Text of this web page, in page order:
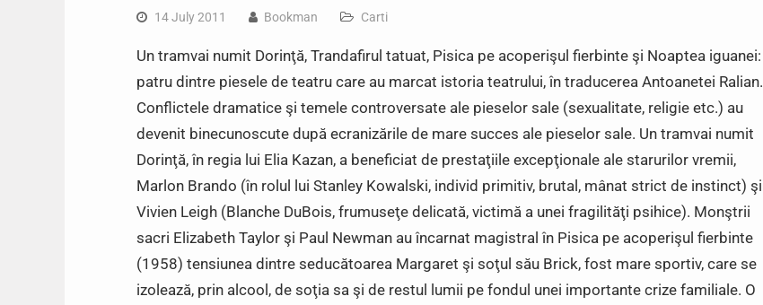
14 July 2011 Bookman Carti
Un tramvai numit Dorinţă, Trandafirul tatuat, Pisica pe acoperişul fierbinte şi Noaptea iguanei:
patru dintre piesele de teatru care au marcat istoria teatrului, în traducerea Antoanetei Ralian.
Conflictele dramatice şi temele controversate ale pieselor sale (sexualitate, religie etc.) au
devenit binecunoscute după ecranizările de mare succes ale pieselor sale. Un tramvai numit
Dorinţă, în regia lui Elia Kazan, a beneficiat de prestaţiile excepţionale ale starurilor vremii,
Marlon Brando (în rolul lui Stanley Kowalski, individ primitiv, brutal, mânat strict de instinct) şi
Vivien Leigh (Blanche DuBois, frumuseţe delicată, victimă a unei fragilităţi psihice). Monştrii
sacri Elizabeth Taylor şi Paul Newman au încarnat magistral în Pisica pe acoperişul fierbinte
(1958) tensiunea dintre seducătoarea Margaret şi soţul său Brick, fost mare sportiv, care se
izolează, prin alcool, de soţia sa şi de restul lumii pe fondul unei importante crize familiale. O